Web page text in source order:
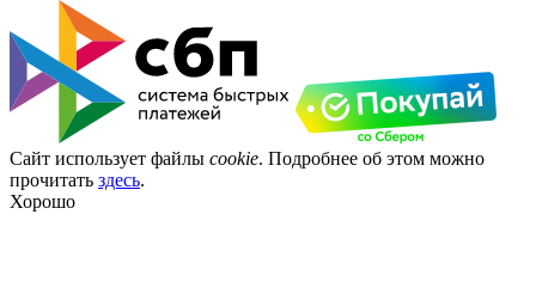
Сайт использует файлы cookie. Подробнее об этом можно
прочитать здесь.
Хорошо